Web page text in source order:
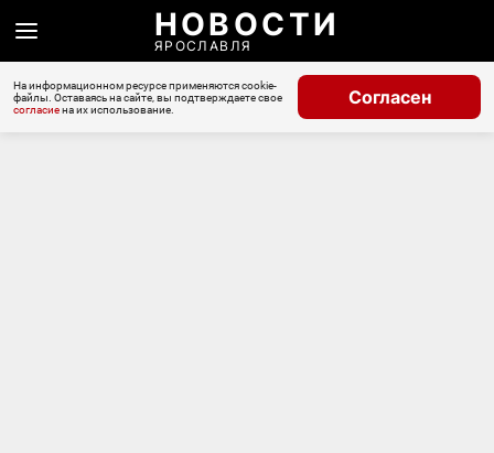
НОВОСТИ
ЯРОСЛАВЛЯ
На информационном ресурсе применяются cookie-
файлы. Оставаясь на сайте, вы подтверждаете свое
согласиена их использование.
Согласен